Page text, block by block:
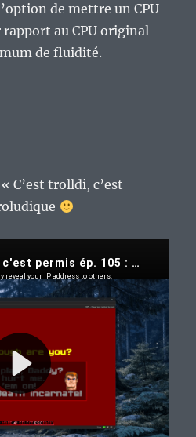
de mettre un CPU
au CPU original
de fluidité.
C’est trolldi, c’est